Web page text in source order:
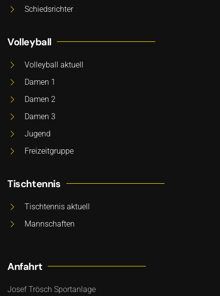
Schiedsrichter
Volleyball
Volleyball aktuell
Damen 1
Damen 2
Damen 3
Jugend
Freizeitgruppe
Tischtennis
Tischtennis aktuell
Mannschaften
Anfahrt
Josef Trösch Sportanlage